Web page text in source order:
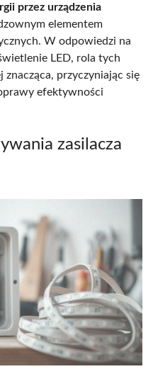
przez urządzenia
elementem
W odpowiedzi na
LED, rola tych
znacząca, przyczyniając się
efektywności
zasilacza